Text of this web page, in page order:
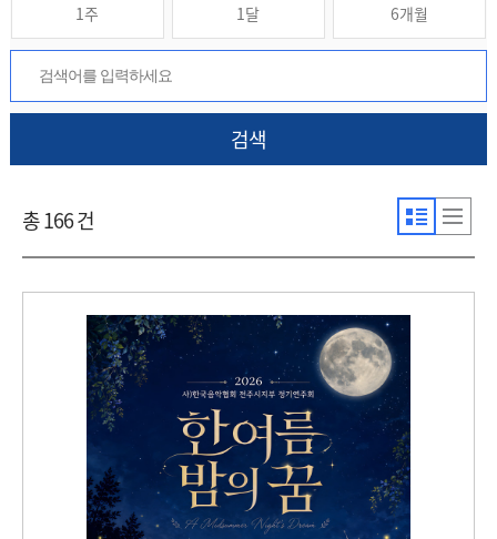
1주 1달 6개월
검색
총 166 건